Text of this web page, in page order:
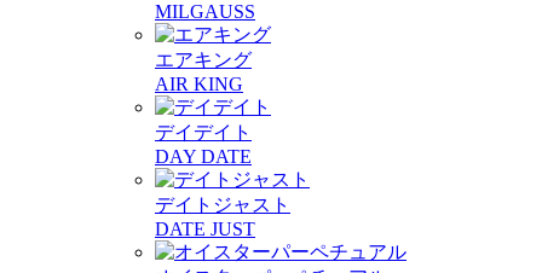
MILGAUSS
エアキング
AIR KING
デイデイト
DAY DATE
デイトジャスト
DATE JUST